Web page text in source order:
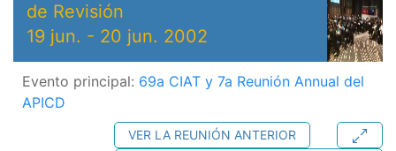
de Revisión
19 jun. - 20 jun. 2002
Evento principal: 69a CIAT y 7a Reunión Annual del
APICD
VER LA REUNIÓN ANTERIOR